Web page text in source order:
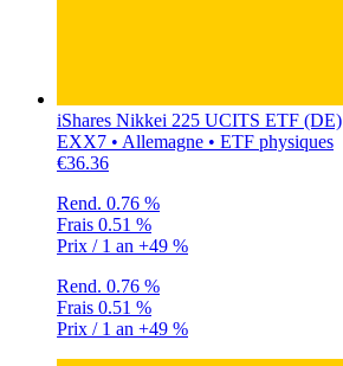
iShares Nikkei 225 UCITS ETF (DE)
EXX7 • Allemagne • ETF physiques
€36.36
Rend. 0.76 %
Frais 0.51 %
Prix / 1 an +49 %
Rend. 0.76 %
Frais 0.51 %
Prix / 1 an +49 %